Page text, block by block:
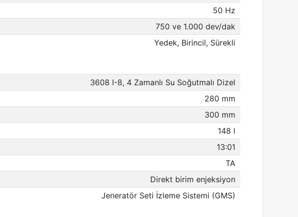
50 Hz
750 ve 1.000 dev/dak
Yedek, Birincil, Sürekli
3608 I-8, 4 Zamanlı Su Soğutmalı Dizel
280 mm
300 mm
148 l
13:01
TA
Direkt birim enjeksiyon
Jeneratör Seti İzleme Sistemi (GMS)